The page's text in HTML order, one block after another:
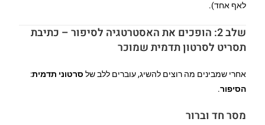
לאף אחד).
שלב 2: הופכים את האסטרטגיה לסיפור – כתיבת
תסריט לסרטון תדמית שמוכר
אחרי שמבינים מה רוצים להשיג, עוברים ללב של סרטוני תדמית:
הסיפור.
מסר חד וברור